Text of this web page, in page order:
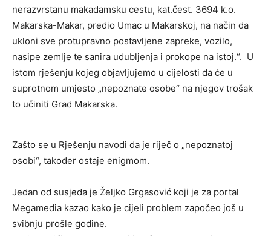
nerazvrstanu makadamsku cestu, kat.čest. 3694 k.o.
Makarska-Makar, predio Umac u Makarskoj, na način da
ukloni sve protupravno postavljene zapreke, vozilo,
nasipe zemlje te sanira udubljenja i prokope na istoj.“. U
istom rješenju kojeg objavljujemo u cijelosti da će u
suprotnom umjesto „nepoznate osobe“ na njegov trošak
to učiniti Grad Makarska.
Zašto se u Rješenju navodi da je riječ o „nepoznatoj
osobi“, također ostaje enigmom.
Jedan od susjeda je Željko Grgasović koji je za portal
Megamedia kazao kako je cijeli problem započeo još u
svibnju prošle godine.